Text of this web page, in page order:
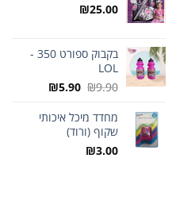
₪25.00
בקבוק ספורט 350 -
LOL
₪9.90
המחיר
היה:
₪9.90.
₪5.90
הוא:
מחדד מיכל איכותי
שקוף (ורוד)
₪3.00